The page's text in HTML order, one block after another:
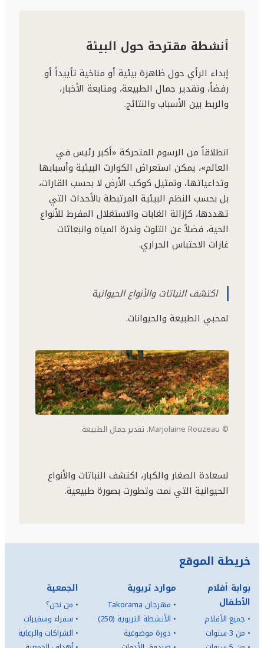
أنشطة مقترحة حول البيئة
إبداء الرأي حول ظاهرة بيئية أو مناخية تأييداً أو
رفضاً، وتقدير جمال الطبيعة، ومتابعة الأخبار،
والربط بين الأسباب والنتائج.
انطلاقاً من الرسوم المتحركة «أكبر رئيس في
العالم»، يمكن استعراض الكوارث البيئية وأسبابها
وتداعياتها، وتمثيل كوكب الأرض لا بحسب القارات،
بل بحسب النظم البيئية المرتبطة بالأحداث التي
تهددها، كإزالة الغابات والاستغلال المفرط للأنواع
الحية، فضلاً عن التلوث وندرة المياه وانبعاثات
غازات الاحتباس الحراري.
اكتشف النباتات والأنواع الحيوانية
لمحبي الطبيعة والحيوانات.
© Marjolaine Rouzeau. تقدير جمال الطبيعة.
لسعادة الصغار والكبار، اكتشف النباتات والأنواع
الحيوانية التي نمت وتطورت بصورة طبيعية.
خريطة الموقع
بوابة أفلام
الأطفال
• جميع الأفلام
• من 3 سنوات
موارد تربوية
• مهرجان Takorama
• الأنشطة التربوية (250)
• دورة موضوعية
الجمعية
• من نحن؟
• سفراء وسفيرات
• الشراكات والرعاية